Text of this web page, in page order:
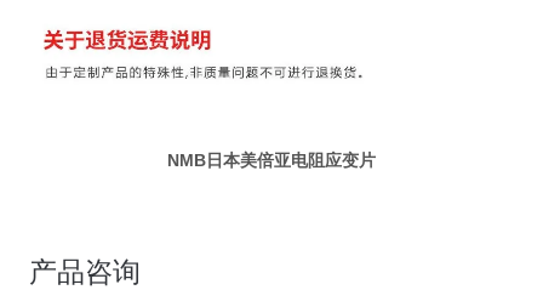
NMB日本美倍亚电阻应变片
产品咨询